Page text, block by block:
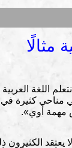
مثالًا
اللغة
كثيرة
مهمة أوي».
الكثيرون